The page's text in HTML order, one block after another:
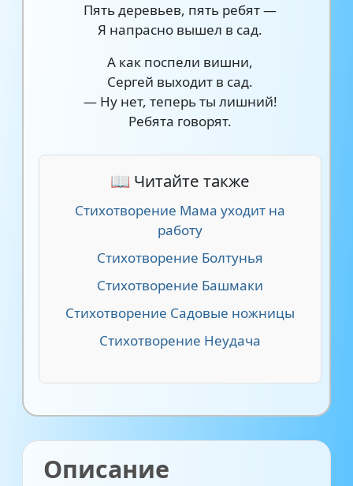
Пять деревьев, пять ребят —
Я напрасно вышел в сад.
А как поспели вишни,
Сергей выходит в сад.
— Ну нет, теперь ты лишний!
Ребята говорят.
📖 Читайте также
Стихотворение Мама уходит на
работу
Стихотворение Болтунья
Стихотворение Башмаки
Стихотворение Садовые ножницы
Стихотворение Неудача
Описание